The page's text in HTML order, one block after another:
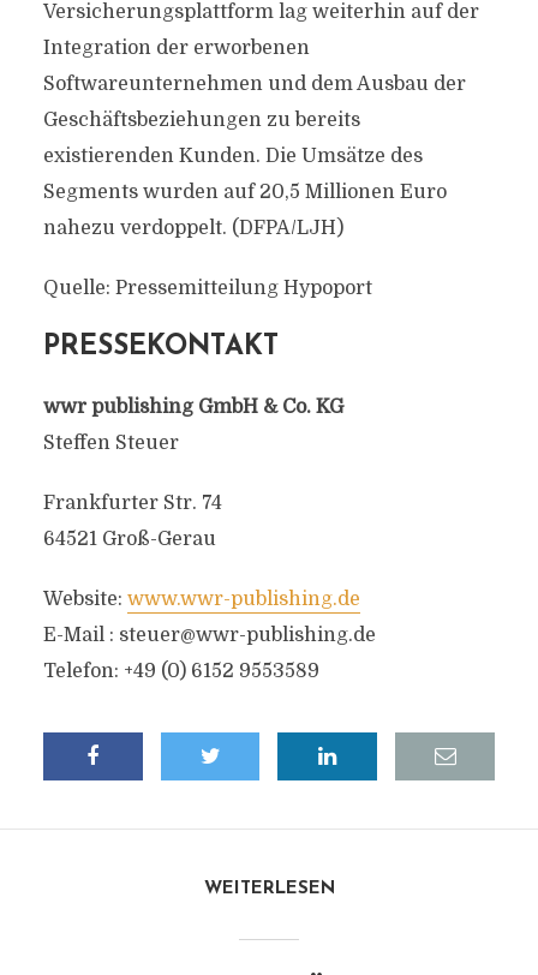
Versicherungsplattform lag weiterhin auf der
Integration der erworbenen
Softwareunternehmen und dem Ausbau der
Geschäftsbeziehungen zu bereits
existierenden Kunden. Die Umsätze des
Segments wurden auf 20,5 Millionen Euro
nahezu verdoppelt. (DFPA/LJH)
Quelle: Pressemitteilung Hypoport
PRESSEKONTAKT
wwr publishing GmbH & Co. KG
Steffen Steuer
Frankfurter Str. 74
64521 Groß-Gerau
Website: www.wwr-publishing.de
E-Mail : steuer@wwr-publishing.de
Telefon: +49 (0) 6152 9553589
WEITERLESEN